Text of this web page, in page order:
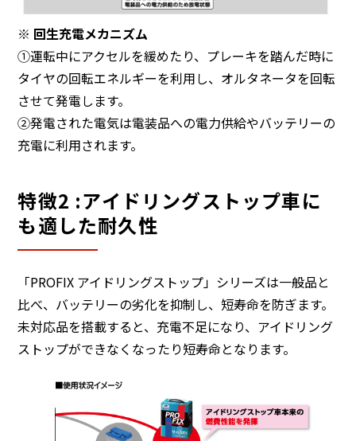
※ 回生充電メカニズム
①運転中にアクセルを緩めたり、プレーキを踏んだ時に
タイヤの回転エネルギーを利用し、オルタネータを回転
させて発電します。
②発電された電気は電装品への電力供給やバッテリーの
充電に利用されます。
特徴2 :アイドリングストップ車に
も適した耐久性
「PROFIX アイドリングストップ」シリーズは一般品と
比べ、バッテリーの劣化を抑制し、短寿命を防ぎます。
未対応品を搭載すると、充電不足になり、アイドリング
ストップができなくなったり短寿命となります。